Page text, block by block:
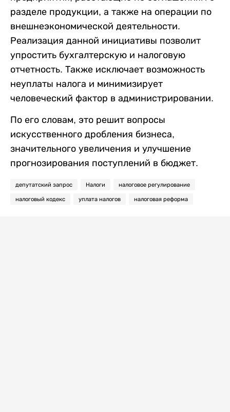
разделе продукции, а также на операции по
внешнеэкономической деятельности.
Реализация данной инициативы позволит
упростить бухгалтерскую и налоговую
отчетность. Также исключает возможность
неуплаты налога и минимизирует
человеческий фактор в администрировании.
По его словам, это решит вопросы
искусственного дробления бизнеса,
значительного увеличения и улучшение
прогнозирования поступлений в бюджет.
депутатский запрос Налоги налоговое регулирование
налоговый кодекс уплата налогов налоговая реформа